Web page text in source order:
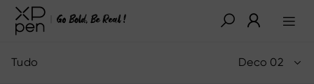
Tudo Deco 02